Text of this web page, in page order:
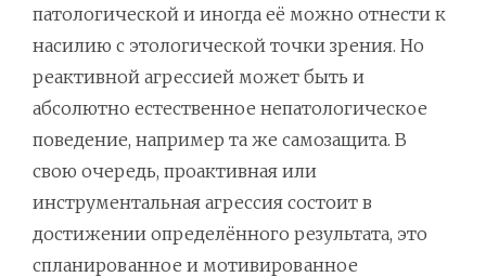
патологической и иногда её можно отнести к
насилию с этологической точки зрения. Но
реактивной агрессией может быть и
абсолютно естественное непатологическое
поведение, например та же самозащита. В
свою очередь, проактивная или
инструментальная агрессия состоит в
достижении определённого результата, это
спланированное и мотивированное